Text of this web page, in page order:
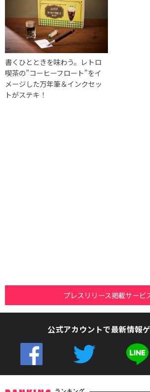
書くひとときを味わう。レトロ
喫茶の”コーヒーフロート”をイ
メージした万年筆＆インクセッ
トがステキ！
プレスリリース掲載サービ
公式アカウントで最新情報